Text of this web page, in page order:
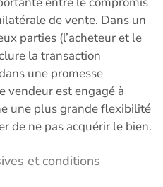
de vente. Dans un
parties (l’acheteur et le
la transaction
une promesse
vendeur est engagé à
une plus grande flexibilité
de ne pas acquérir le bien.
et conditions